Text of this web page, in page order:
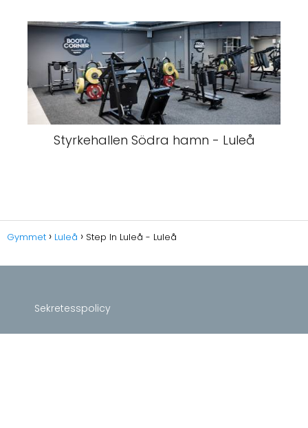
Styrkehallen Södra hamn - Luleå
Gymmet Luleå Step In Luleå - Luleå
Sekretesspolicy